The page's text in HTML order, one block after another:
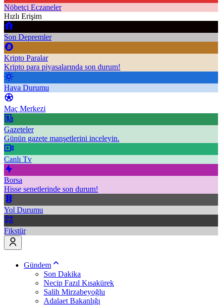
Nöbetçi Eczaneler
Hızlı Erişim
Son Depremler
Kripto Paralar
Kripto para piyasalarında son durum!
Hava Durumu
Maç Merkezi
Gazeteler
Günün gazete manşetlerini inceleyin.
Canlı Tv
Borsa
Hisse senetlerinde son durum!
Yol Durumu
Fikstür
Gündem
Son Dakika
Necip Fazıl Kısakürek
Salih Mirzabeyoğlu
Adalaet Bakanlığı